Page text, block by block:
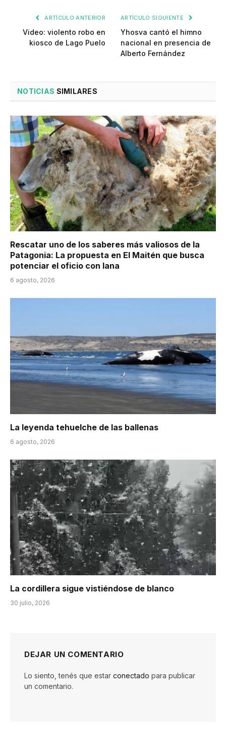
ARTÍCULO ANTERIOR
Video: violento robo en
kiosco de Lago Puelo
ARTÍCULO SIGUIENTE
Yhosva cantó el himno
nacional en presencia de
Alberto Fernández
NOTICIAS SIMILARES
Rescatar uno de los saberes más valiosos de la
Patagonia: La propuesta en El Maitén que busca
potenciar el oficio con lana
6 agosto, 2026
La leyenda tehuelche de las ballenas
6 agosto, 2026
La cordillera sigue vistiéndose de blanco
30 julio, 2026
DEJAR UN COMENTARIO
Lo siento, tenés que estar conectado para publicar
un comentario.